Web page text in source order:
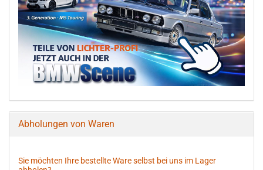
Abholungen von Waren
Sie möchten Ihre bestellte Ware selbst bei uns im Lager